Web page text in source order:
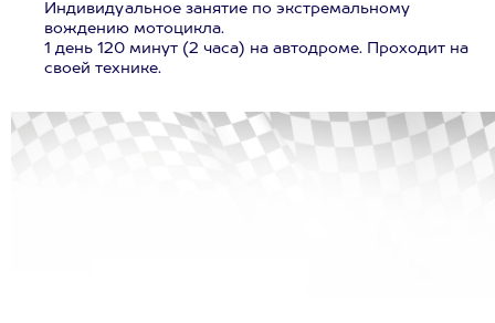
Индивидуальное занятие по экстремальному
вождению мотоцикла.
1 день 120 минут (2 часа) на автодроме. Проходит на
своей технике.